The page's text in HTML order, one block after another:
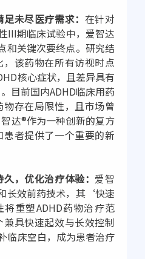
未尽医疗需求： 在针对
III期临床试验中，爱智达
和关键次要终点。研究结
该药物在所有访视时点
核心症状，且差异具有
目前国内ADHD临床用药
存在局限性，且市场曾
达®作为一种创新的复方
者提供了一个重要的新
，优化治疗体验： 爱智
长效前药技术，其‘快速
重塑ADHD药物治疗范
具快速起效与长效控制
临床空白，成为患者治疗